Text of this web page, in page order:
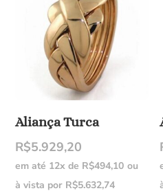
Aliança Turca
R$5.929,20
em até 12x de R$494,10 ou
à vista por R$5.632,74